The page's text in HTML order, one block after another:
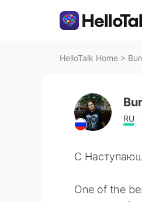
HelloTalk Home >
RU
С
One of the